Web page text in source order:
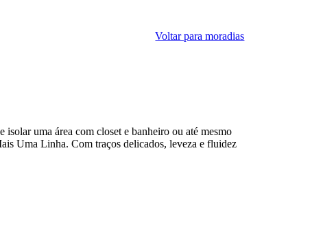
Voltar para moradias
uma área com closet e banheiro ou até mesmo
Uma Linha. Com traços delicados, leveza e fluidez